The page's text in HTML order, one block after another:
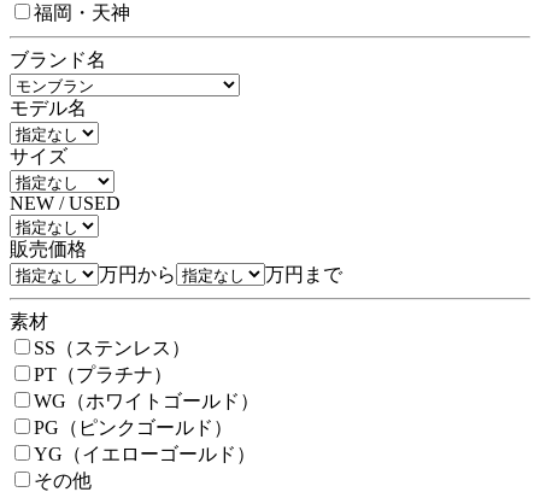
福岡・天神
ブランド名
モデル名
サイズ
NEW / USED
販売価格
万円から
万円まで
素材
SS（ステンレス）
PT（プラチナ）
WG（ホワイトゴールド）
PG（ピンクゴールド）
YG（イエローゴールド）
その他